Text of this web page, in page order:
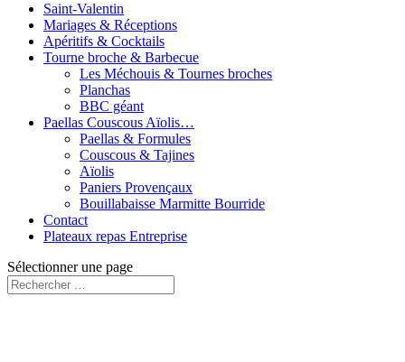
Saint-Valentin
Mariages & Réceptions
Apéritifs & Cocktails
Tourne broche & Barbecue
Les Méchouis & Tournes broches
Planchas
BBC géant
Paellas Couscous Aïolis…
Paellas & Formules
Couscous & Tajines
Aïolis
Paniers Provençaux
Bouillabaisse Marmitte Bourride
Contact
Plateaux repas Entreprise
Sélectionner une page